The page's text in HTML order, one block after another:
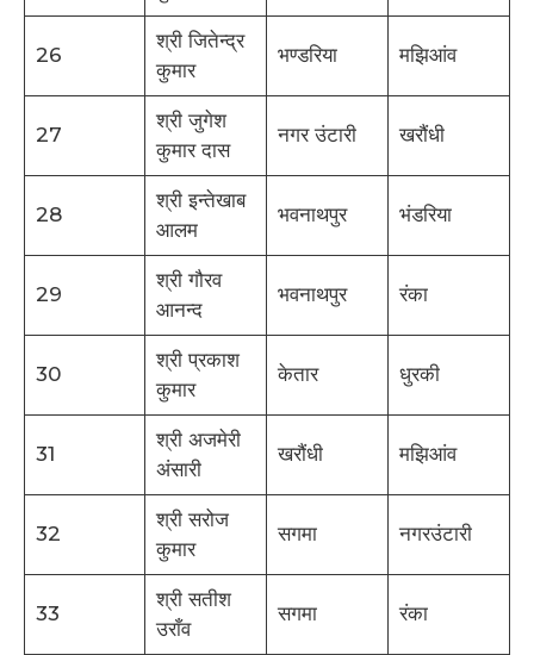
26
श्री जितेन्द्र
कुमार
भण्डरिया मझिआंव
27
श्री जुगेश
कुमार दास
नगर उंटारी खरौंधी
28
श्री इन्तेखाब
आलम
भवनाथपुर भंडरिया
29
श्री गौरव
आनन्द
भवनाथपुर रंका
30
श्री प्रकाश
कुमार
केतार धुरकी
31
श्री अजमेरी
अंसारी
खरौंधी मझिआंव
32
श्री सरोज
कुमार
सगमा नगरउंटारी
33
श्री सतीश
उराँव
सगमा रंका